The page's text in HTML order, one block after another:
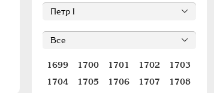
1699 1700 1701 1702
1703
1704
1705 1706 1707
1708